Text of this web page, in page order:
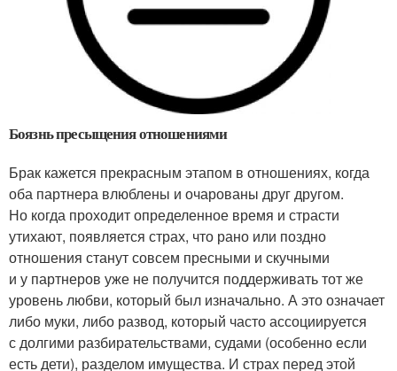
Боязнь пресыщения отношениями
Брак кажется прекрасным этапом в отношениях, когда
оба партнера влюблены и очарованы друг другом.
Но когда проходит определенное время и страсти
утихают, появляется страх, что рано или поздно
отношения станут совсем пресными и скучными
и у партнеров уже не получится поддерживать тот же
уровень любви, который был изначально. А это означает
либо муки, либо развод, который часто ассоциируется
с долгими разбирательствами, судами (особенно если
есть дети), разделом имущества. И страх перед этой